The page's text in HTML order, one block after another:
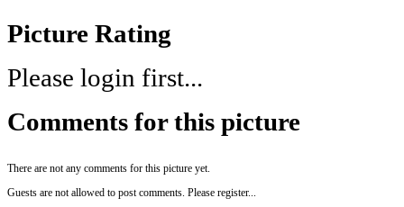
Picture Rating
Please login first...
Comments for this picture
There are not any comments for this picture yet.
Guests are not allowed to post comments. Please register...